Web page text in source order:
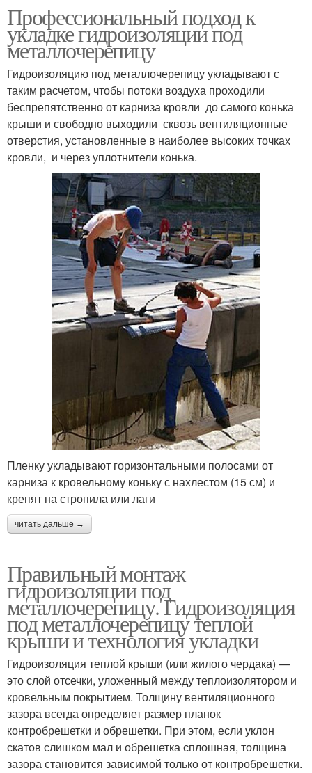
Профессиональный подход к
укладке гидроизоляции под
металлочерепицу
Гидроизоляцию под металлочерепицу укладывают с
таким расчетом, чтобы потоки воздуха проходили
беспрепятственно от карниза кровли до самого конька
крыши и свободно выходили сквозь вентиляционные
отверстия, установленные в наиболее высоких точках
кровли, и через уплотнители конька.
Пленку укладывают горизонтальными полосами от
карниза к кровельному коньку с нахлестом (15 см) и
крепят на стропила или лаги
читать дальше →
Правильный монтаж
гидроизоляции под
металлочерепицу. Гидроизоляция
под металлочерепицу теплой
крыши и технология укладки
Гидроизоляция теплой крыши (или жилого чердака) —
это слой отсечки, уложенный между теплоизолятором и
кровельным покрытием. Толщину вентиляционного
зазора всегда определяет размер планок
контробрешетки и обрешетки. При этом, если уклон
скатов слишком мал и обрешетка сплошная, толщина
зазора становится зависимой только от контробрешетки.